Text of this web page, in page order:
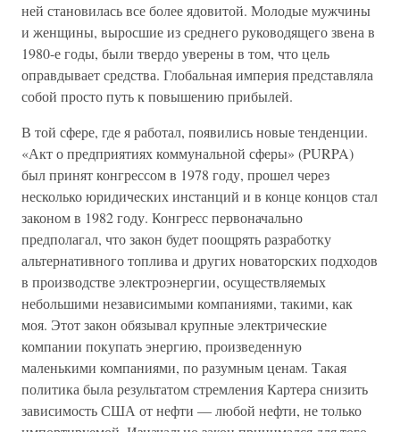
ней становилась все более ядовитой. Молодые мужчины
и женщины, выросшие из среднего руководящего звена в
1980-е годы, были твердо уверены в том, что цель
оправдывает средства. Глобальная империя представляла
собой просто путь к повышению прибылей.
В той сфере, где я работал, появились новые тенденции.
«Акт о предприятиях коммунальной сферы» (PURPA)
был принят конгрессом в 1978 году, прошел через
несколько юридических инстанций и в конце концов стал
законом в 1982 году. Конгресс первоначально
предполагал, что закон будет поощрять разработку
альтернативного топлива и других новаторских подходов
в производстве электроэнергии, осуществляемых
небольшими независимыми компаниями, такими, как
моя. Этот закон обязывал крупные электрические
компании покупать энергию, произведенную
маленькими компаниями, по разумным ценам. Такая
политика была результатом стремления Картера снизить
зависимость США от нефти — любой нефти, не только